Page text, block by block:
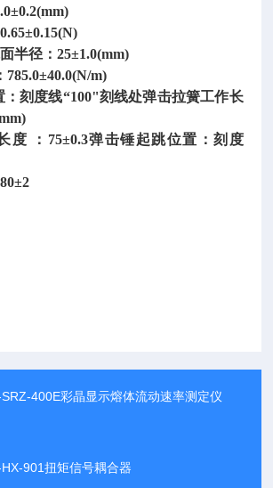
半径：25±1.0(mm)
m)
：刻度线“100"刻线处弹击拉簧工作长
度 ：75±0.3弹击锤起跳位置：刻度
SRZ-400E彩晶显示熔体流动速率测定仪
HX-901扭矩信号耦合器